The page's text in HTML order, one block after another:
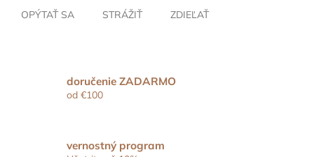
OPÝTAŤ SA STRÁŽIŤ ZDIEĽAŤ
doručenie ZADARMO
od €100
vernostný program